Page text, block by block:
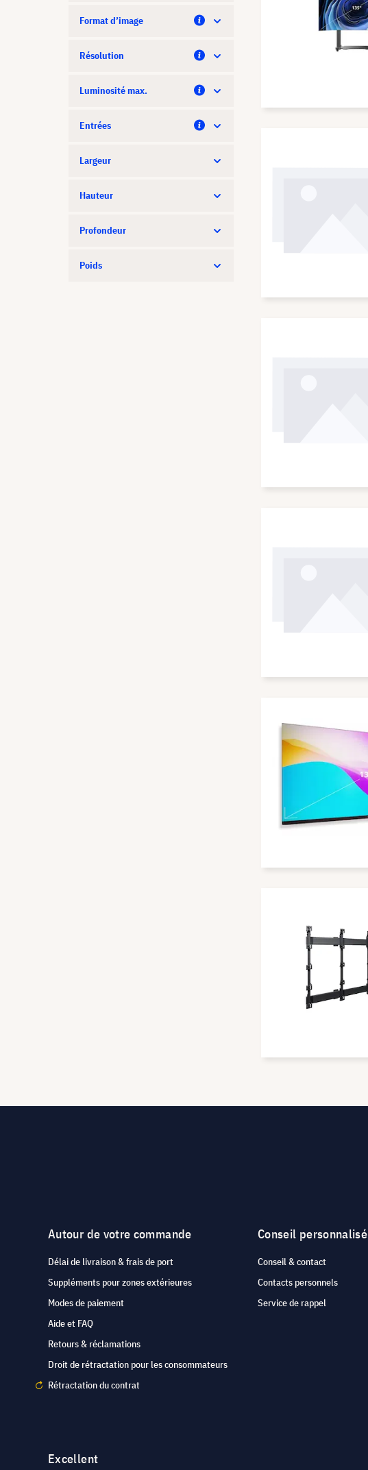
Format d’image
Résolution
Luminosité max.
Entrées
Largeur
Hauteur
Profondeur
Poids
Autour de votre commande
Délai de livraison & frais de port
Suppléments pour zones extérieures
Modes de paiement
Aide et FAQ
Retours & réclamations
Droit de rétractation pour les consommateurs
Rétractation du contrat
Conseil personnalisé
Conseil & contact
Contacts personnels
Service de rappel
Excellent